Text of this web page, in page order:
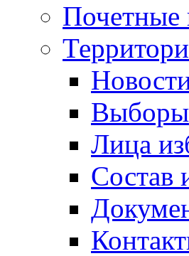
Почетные
Выборы
Лица
Состав